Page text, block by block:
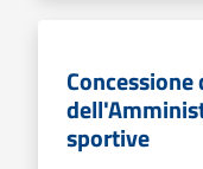
sportive